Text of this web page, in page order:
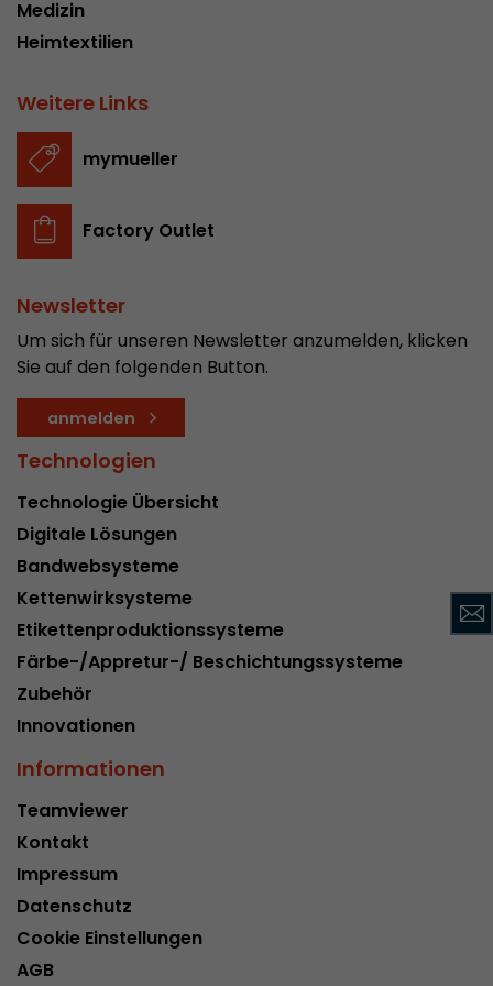
Medizin
Heimtextilien
Weitere Links
mymueller
Factory Outlet
Newsletter
Um sich für unseren Newsletter anzumelden, klicken
Sie auf den folgenden Button.
anmelden
Technologien
Technologie Übersicht
Digitale Lösungen
Bandwebsysteme
Kettenwirksysteme
Etikettenproduktionssysteme
Färbe-/Appretur-/ Beschichtungssysteme
Zubehör
Innovationen
Informationen
Teamviewer
Kontakt
Impressum
Datenschutz
Cookie Einstellungen
AGB
abgespeichert um Besucher zu tracken. In
Besuch gestartet wird sowie die Anzahl aller
Name
Provider
Laufzeit
Zweck
In diesem Cookie merkt sich Google Analytics
abgelaufen ist und wie tief sich ein Besucher
bewegt. Es speichert die Anzahl von
aktuellen Besuches und die Startzeit des
Provider www.google.com/analytics/
Laufzeit pro Sitzung
Zweck
Dieses Cookie gehört der Vergangenheit an
wird dieses Cookie dennoch geschrieben und
Debugging und der Verwendung des neuen
Name
Laufzeit